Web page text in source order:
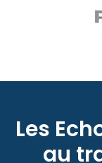
Les
au